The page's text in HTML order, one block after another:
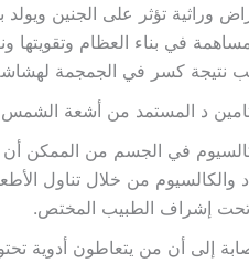
وراثية تؤثر على الجنين ويولد
في بناء العظام
نتيجة كسر في الجمجمة
د المستمد من أشعة
في الجسم من الممكن أن
والكالسيوم من خلال تناول
تحت إشراف الطبيب المختص.
إلى أن من يتعاطون أدوية